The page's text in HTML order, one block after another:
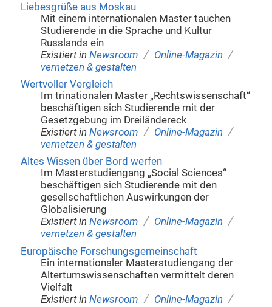
Liebesgrüße aus Moskau
Mit einem internationalen Master tauchen
Studierende in die Sprache und Kultur
Russlands ein
Existiert in Newsroom / Online-Magazin /
vernetzen & gestalten
Wertvoller Vergleich
Im trinationalen Master „Rechtswissenschaft“
beschäftigen sich Studierende mit der
Gesetzgebung im Dreiländereck
Existiert in Newsroom / Online-Magazin /
vernetzen & gestalten
Altes Wissen über Bord werfen
Im Masterstudiengang „Social Sciences“
beschäftigen sich Studierende mit den
gesellschaftlichen Auswirkungen der
Globalisierung
Existiert in Newsroom / Online-Magazin /
vernetzen & gestalten
Europäische Forschungsgemeinschaft
Ein internationaler Masterstudiengang der
Altertumswissenschaften vermittelt deren
Vielfalt
Existiert in Newsroom / Online-Magazin /